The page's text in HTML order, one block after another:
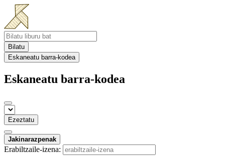
Bilatu
Eskaneatu barra-kodea
Eskaneatu barra-kodea
Ezeztatu
Jakinarazpenak
Erabiltzaile-izena: